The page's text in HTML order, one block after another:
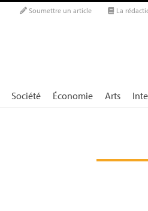
Soumettre un article La
Société Économie Arts